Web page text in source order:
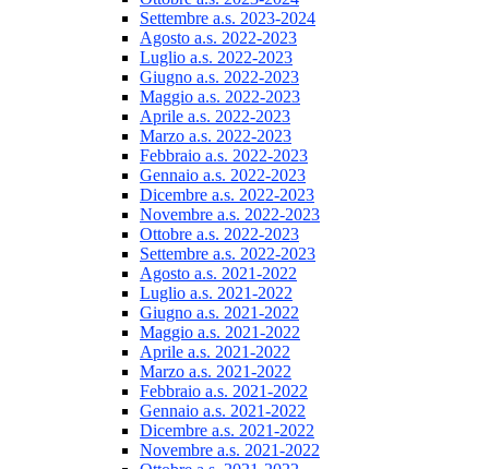
Settembre a.s. 2023-2024
Agosto a.s. 2022-2023
Luglio a.s. 2022-2023
Giugno a.s. 2022-2023
Maggio a.s. 2022-2023
Aprile a.s. 2022-2023
Marzo a.s. 2022-2023
Febbraio a.s. 2022-2023
Gennaio a.s. 2022-2023
Dicembre a.s. 2022-2023
Novembre a.s. 2022-2023
Ottobre a.s. 2022-2023
Settembre a.s. 2022-2023
Agosto a.s. 2021-2022
Luglio a.s. 2021-2022
Giugno a.s. 2021-2022
Maggio a.s. 2021-2022
Aprile a.s. 2021-2022
Marzo a.s. 2021-2022
Febbraio a.s. 2021-2022
Gennaio a.s. 2021-2022
Dicembre a.s. 2021-2022
Novembre a.s. 2021-2022